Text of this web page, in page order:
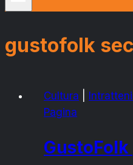
gustofolk
Cultura
Pagina